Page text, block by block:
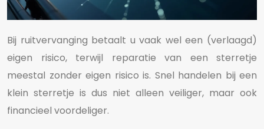
Bij ruitvervanging betaalt u vaak wel een (verlaagd)
eigen risico, terwijl reparatie van een sterretje
meestal zonder eigen risico is. Snel handelen bij een
klein sterretje is dus niet alleen veiliger, maar ook
financieel voordeliger.